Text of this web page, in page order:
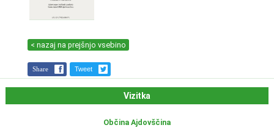
< nazaj na prejšnjo vsebino
Share Tweet
Vizitka
Občina Ajdovščina